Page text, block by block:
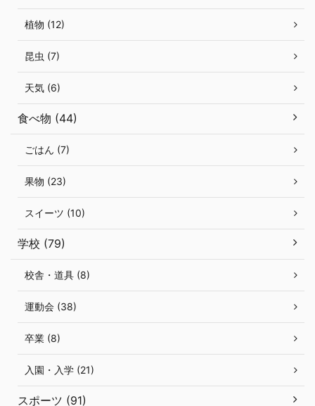
植物 (12)
昆虫 (7)
天気 (6)
食べ物 (44)
ごはん (7)
果物 (23)
スイーツ (10)
学校 (79)
校舎・道具 (8)
運動会 (38)
卒業 (8)
入園・入学 (21)
スポーツ (91)